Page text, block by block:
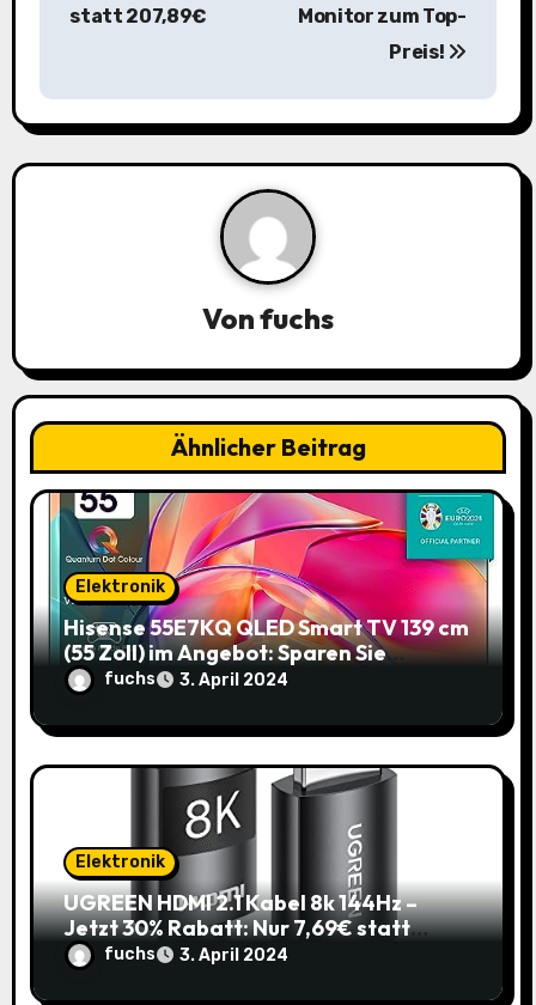
a
g
v
i
g
a
i
o
n
statt 207,89€
Monitor zum Top-
Preis!
Vonfuchs
Ähnlicher Beitrag
Elektronik
Hisense 55E7KQ QLED Smart TV 139 cm
(55 Zoll) im Angebot: Sparen Sie
145,85€!
fuchs 3. April 2024
Elektronik
UGREEN HDMI 2.1 Kabel 8k 144Hz –
Jetzt 30% Rabatt: Nur 7,69€ statt
10,99€
fuchs 3. April 2024